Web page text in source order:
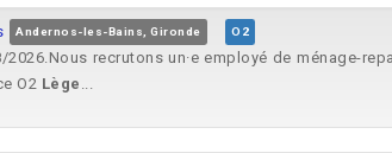
Andernos-les-Bains, Gironde O2
recrutons un·e employé de ménage-
O2 Lège ...